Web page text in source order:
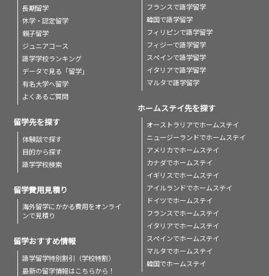
長期留学
休学・認定留学
親子留学
ジュニアコース
語学学校ランキング
データで見る「留学」
有名大学へ留学
よくあるご質問
留学先を探す
体験談で探す
目的から探す
語学学校検索
留学費用見積り
海外留学にかかる費用をオンライ
ンで見積り
留学おすすめ情報
語学留学特別割引（学校特割）
最新の留学情報はこちらから！
フランスで語学留学
韓国で語学留学
フィリピンで語学留学
フィジーで語学留学
スペインで語学留学
イタリアで語学留学
マルタで語学留学
ホームステイ先を探す
オーストラリアでホームステイ
ニュージーランドでホームステイ
アメリカでホームステイ
カナダでホームステイ
イギリスでホームステイ
アイルランドでホームステイ
ドイツでホームステイ
フランスでホームステイ
イタリアでホームステイ
スペインでホームステイ
マルタでホームステイ
韓国でホームステイ